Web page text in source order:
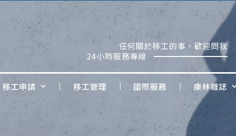
任何關於移工的事，歡迎問我
24小時服務專線
移工申請 移工管理 國際服務 康林雜誌